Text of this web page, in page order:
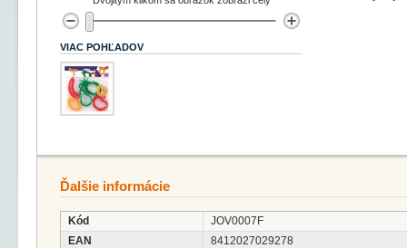
VIAC POHĽADOV
Ďalšie informácie
Kód
JOV0007F
EAN
8412027029278